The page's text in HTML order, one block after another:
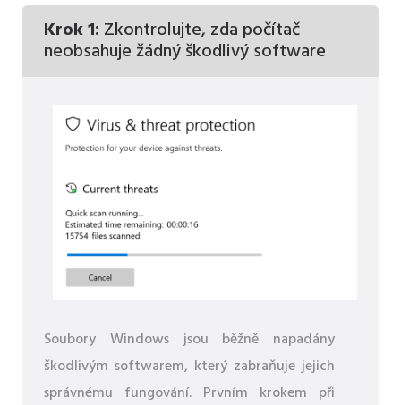
Krok 1: Zkontrolujte, zda počítač
neobsahuje žádný škodlivý software
Soubory Windows jsou běžně napadány
škodlivým softwarem, který zabraňuje jejich
správnému fungování. Prvním krokem při